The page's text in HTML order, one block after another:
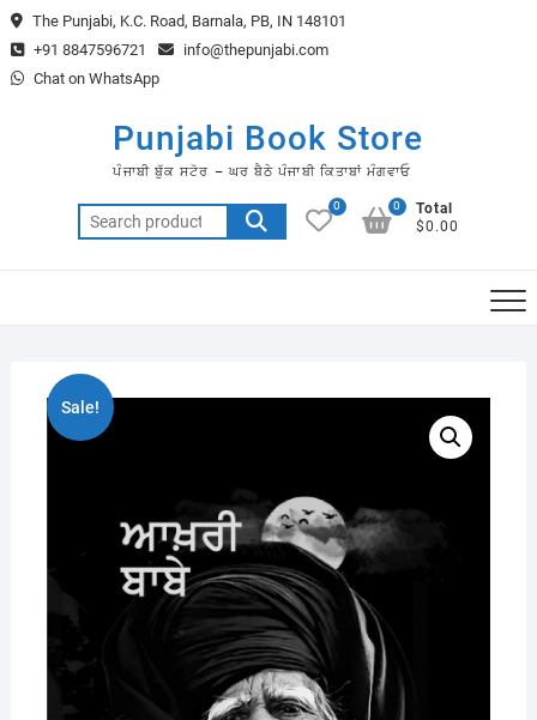
Skip
to
content
The Punjabi, K.C. Road, Barnala, PB, IN 148101
+91 8847596721
info@thepunjabi.com
Chat on WhatsApp
Punjabi Book Store
ਪੰਜਾਬੀ ਬੁੱਕ ਸਟੋਰ – ਘਰ ਬੈਠੇ ਪੰਜਾਬੀ ਕਿਤਾਬਾਂ ਮੰਗਵਾਓ
Search
for:
0
Total
$0.00
0
Sale!